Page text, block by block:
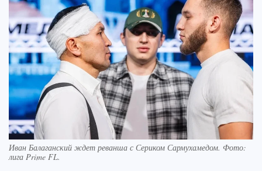
Иван Балаганский ждет реванша с Сериком Сармухамедом. Фото:
лига Prime FL.